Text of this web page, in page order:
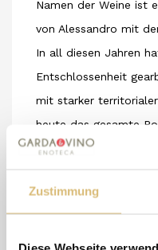
Zustimmung
Diese Webseite
Namen der Weine ist
von Alessandro mit
In all diesen Jahren
Entschlossenheit
mit starker
heute das gesamte
Finesse der Rebsorte
fernab von
Gewebe zeigen, das